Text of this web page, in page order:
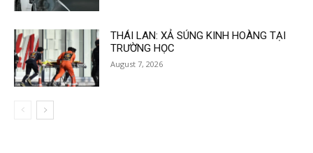
THÁI LAN: XẢ SÚNG KINH HOÀNG TẠI
TRƯỜNG HỌC
August 7, 2026